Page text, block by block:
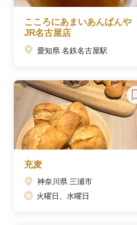
こころにあまいあんぱんや
JR名古屋店
愛知県 名鉄名古屋駅
充麦
神奈川県 三浦市
火曜日、水曜日